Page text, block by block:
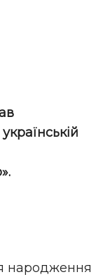
народження